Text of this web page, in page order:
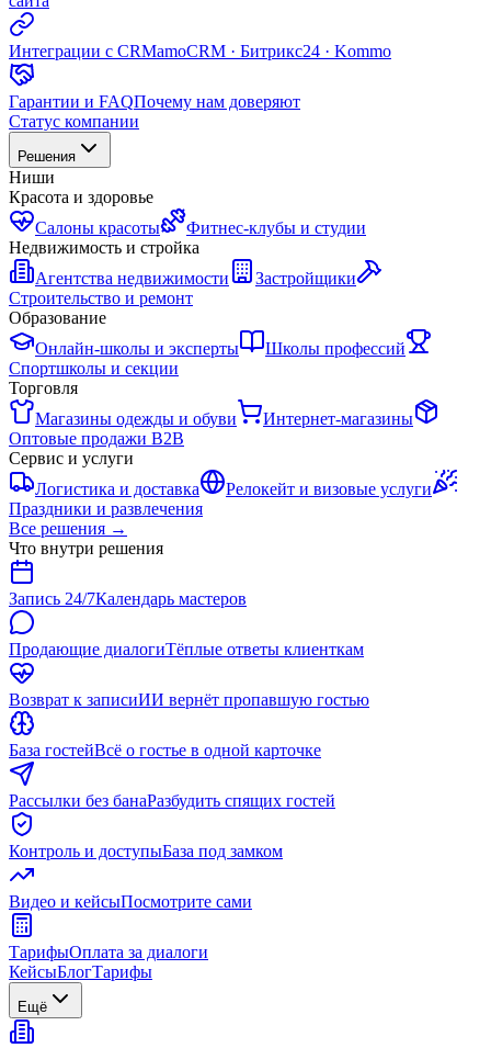
Интеграции с CRMamoCRM · Битрикс24 · Kommo
Гарантии и FAQПочему нам доверяют
Статус компании
Решения
Ниши
Красота и здоровье
Салоны красоты
Фитнес-клубы и студии
Недвижимость и стройка
Агентства недвижимости
Застройщики
Строительство и ремонт
Образование
Онлайн-школы и эксперты
Школы профессий
Спортшколы и секции
Торговля
Магазины одежды и обуви
Интернет-магазины
Оптовые продажи B2B
Сервис и услуги
Логистика и доставка
Релокейт и визовые услуги
Праздники и развлечения
Все решения →
Что внутри решения
Запись 24/7Календарь мастеров
Продающие диалогиТёплые ответы клиенткам
Возврат к записиИИ вернёт пропавшую гостью
База гостейВсё о гостье в одной карточке
Рассылки без банаРазбудить спящих гостей
Контроль и доступыБаза под замком
Видео и кейсыПосмотрите сами
ТарифыОплата за диалоги
КейсыБлогТарифы
Ещё